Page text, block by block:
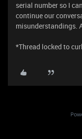
serial number so I
continue our
misunderstandings.
*Thread locked to